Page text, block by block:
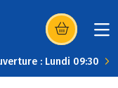
(s’ouvre dans
: Lundi 09:30